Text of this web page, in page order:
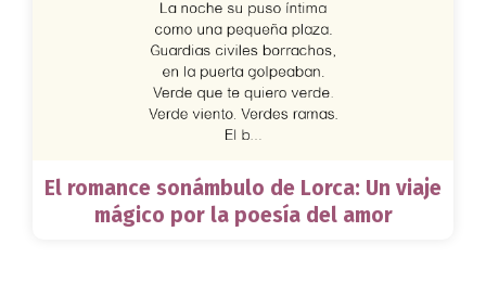
El romance sonámbulo de Lorca: Un viaje
mágico por la poesía del amor